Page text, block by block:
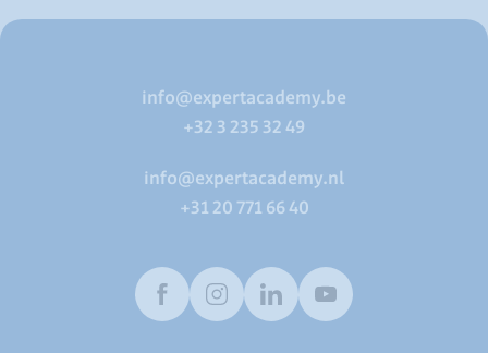
info@expertacademy.be
+32 3 235 32 49
info@expertacademy.nl
+31 20 771 66 40
FacebookInstagramLinkedInYoutube